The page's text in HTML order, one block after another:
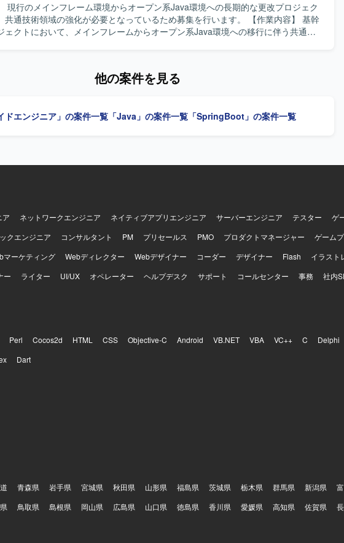
現行のメインフレーム環境からオープン系Java環境への長期的な更改プロジェク
技術領域の強化が必要となっているため募集を行います。 【作業内容】 基幹
ェクトにおいて、メインフレームからオープン系Java環境への移行に伴う共通技
らQA対応、テスト作業（結合・総合・リグレッションテスト等）やデータ移行・
、改善に向けて能動的に動ける方が望ましいです。 【ポジションの魅力】 大
きるため、アーキテクト志向やテックリード志向の方にも適したポジションで
shell、HTML、JSP、DBとしてPostgreSQLなどを使用します。
他の案件を見る
ドエンジニア」の案件一覧 「Java」の案件一覧 「SpringBoot」の案件一覧
ア ネットワークエンジニア ネイティブアプリエンジニア サーバーエンジニア テスター ゲ
クエンジニア
コンサルタント PM プリセールス PMO プロダクトマネージャー ゲーム
マーケティング
Webディレクター Webデザイナー コーダー デザイナー Flash イラスト
ー
ライター UI/UX オペレーター ヘルプデスク サポート コールセンター 事務 社内
Perl Cocos2d HTML CSS Objective-C Android VB.NET VBA VC++ C Delphi
Dart
青森県 岩手県 宮城県 秋田県 山形県 福島県 茨城県 栃木県 群馬県 新潟県
鳥取県 島根県 岡山県 広島県 山口県 徳島県 香川県 愛媛県 高知県 佐賀県